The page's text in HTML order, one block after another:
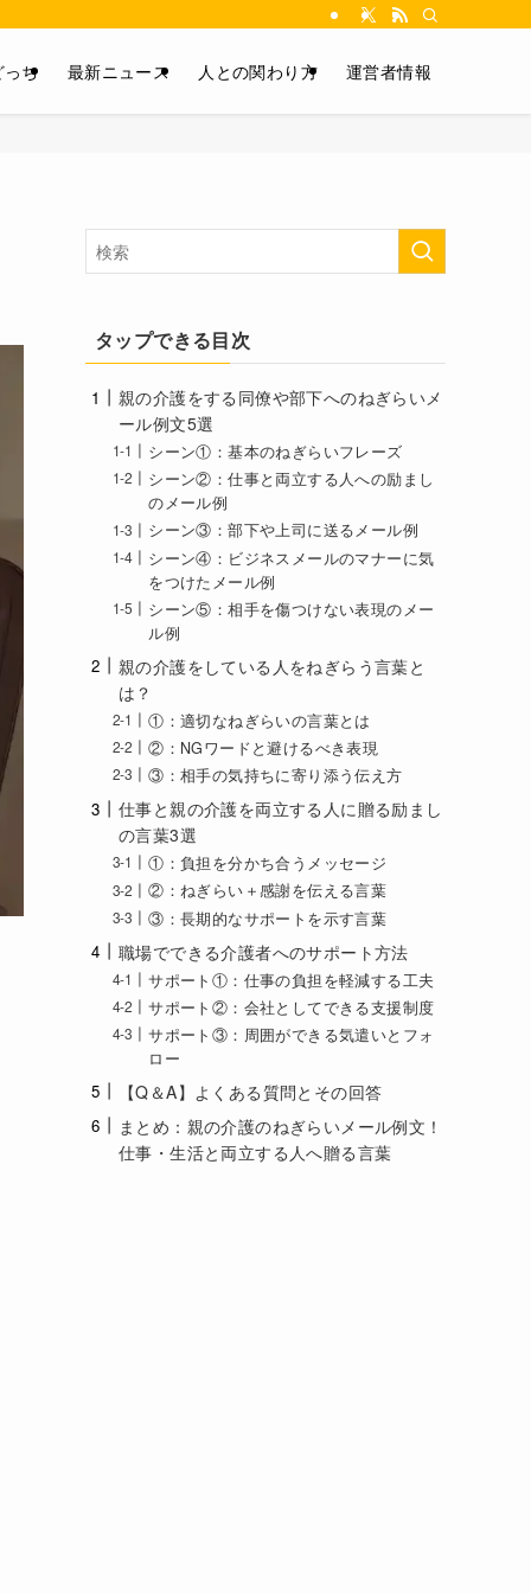
ち 最新ニュース 人との関わり方 運営者情報
タップできる目次
親の介護をする同僚や部下へのねぎらいメ
ール例文5選
シーン①：基本のねぎらいフレーズ
シーン②：仕事と両立する人への励まし
のメール例
シーン③：部下や上司に送るメール例
シーン④：ビジネスメールのマナーに気
をつけたメール例
シーン⑤：相手を傷つけない表現のメー
ル例
親の介護をしている人をねぎらう言葉と
は？
①：適切なねぎらいの言葉とは
②：NGワードと避けるべき表現
③：相手の気持ちに寄り添う伝え方
仕事と親の介護を両立する人に贈る励まし
の言葉3選
①：負担を分かち合うメッセージ
②：ねぎらい＋感謝を伝える言葉
③：長期的なサポートを示す言葉
職場でできる介護者へのサポート方法
サポート①：仕事の負担を軽減する工夫
サポート②：会社としてできる支援制度
サポート③：周囲ができる気遣いとフォ
ロー
【Q＆A】よくある質問とその回答
まとめ：親の介護のねぎらいメール例文！
仕事・生活と両立する人へ贈る言葉